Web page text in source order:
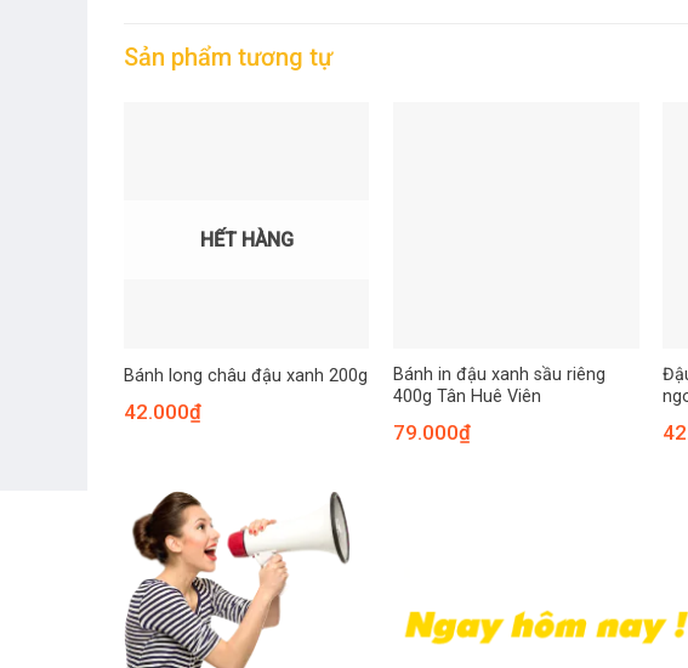
Sản phẩm tương tự
HẾT HÀNG
Bánh long châu đậu xanh 200g
42.000₫
Bánh in đậu xanh sầu riêng
400g Tân Huê Viên
79.000₫